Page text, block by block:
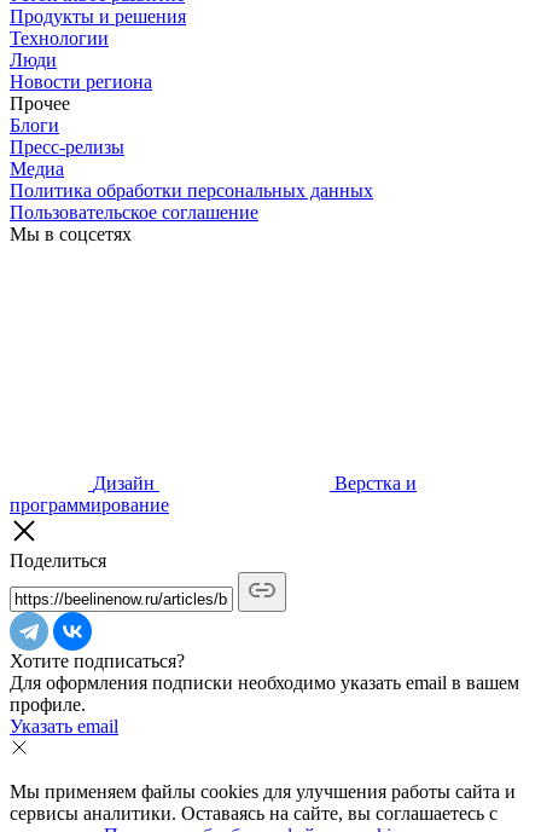
Продукты и решения
Технологии
Люди
Новости региона
Прочее
Блоги
Пресс-релизы
Медиа
Политика обработки персональных данных
Пользовательское соглашение
Мы в соцсетях
Дизайн
Верстка и
программирование
Поделиться
Хотите подписаться?
Для оформления подписки необходимо указать email в вашем
профиле.
Указать email
Мы применяем файлы cookies для улучшения работы сайта и
сервисы аналитики. Оставаясь на сайте, вы соглашаетесь с